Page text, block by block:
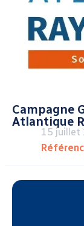
Campagne
Atlantique
15 juillet